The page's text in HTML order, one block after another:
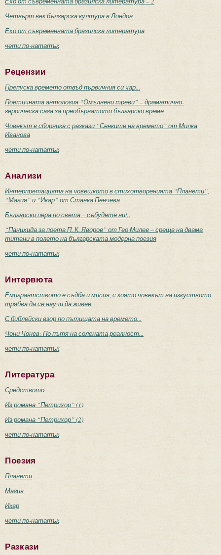
Четвърт век българска култура в Лондон
Ехо от съвременната бразилска литература
чети по-нататък
Рецензии
Препуска времето отвъд първичния си чар...
Поетичната антология “Омълнени треви” – драматично-
героическа сага за преобърнатото българско време
Човекът в сборника с разкази “Сенките на времето” от Милка
Иванова
чети по-нататък
Анализи
Интерпретацията на човешкото в стихотворенията “Планети”,
“Магия” и “Икар” от Станка Пенчева
Български пера по света – събудете ни!..
“Панихида за поета П. К. Яворов” от Гео Милев – среща на двама
титани в полето на българската модерна поезия
чети по-нататък
Интервюта
Емигрантството е съдба и мисия, с която човекът на изкуството
трябва да се научи да живее
С библейски взор по пътищата на времето...
Чони Чонев: По пътя на солената реалност...
чети по-нататък
Литература
Средството
Из романа “Петрихор” (1)
Из романа “Петрихор” (2)
чети по-нататък
Поезия
Планети
Магия
Икар
чети по-нататък
Разкази